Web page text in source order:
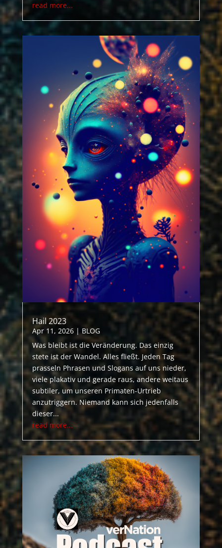
read more...
Hail 2023
Apr 11, 2026| BLOG
Was bleibt ist die Veränderung. Das einzig
stete ist der Wandel. Alles fließt. Jeden Tag
prasseln Phrasen und Slogans auf uns nieder,
viele plakativ und gerade raus, andere weitaus
subtiler, um unseren Primaten-Urtrieb
anzutriggern. Niemand kann sich jedenfalls
dieser...
read more...